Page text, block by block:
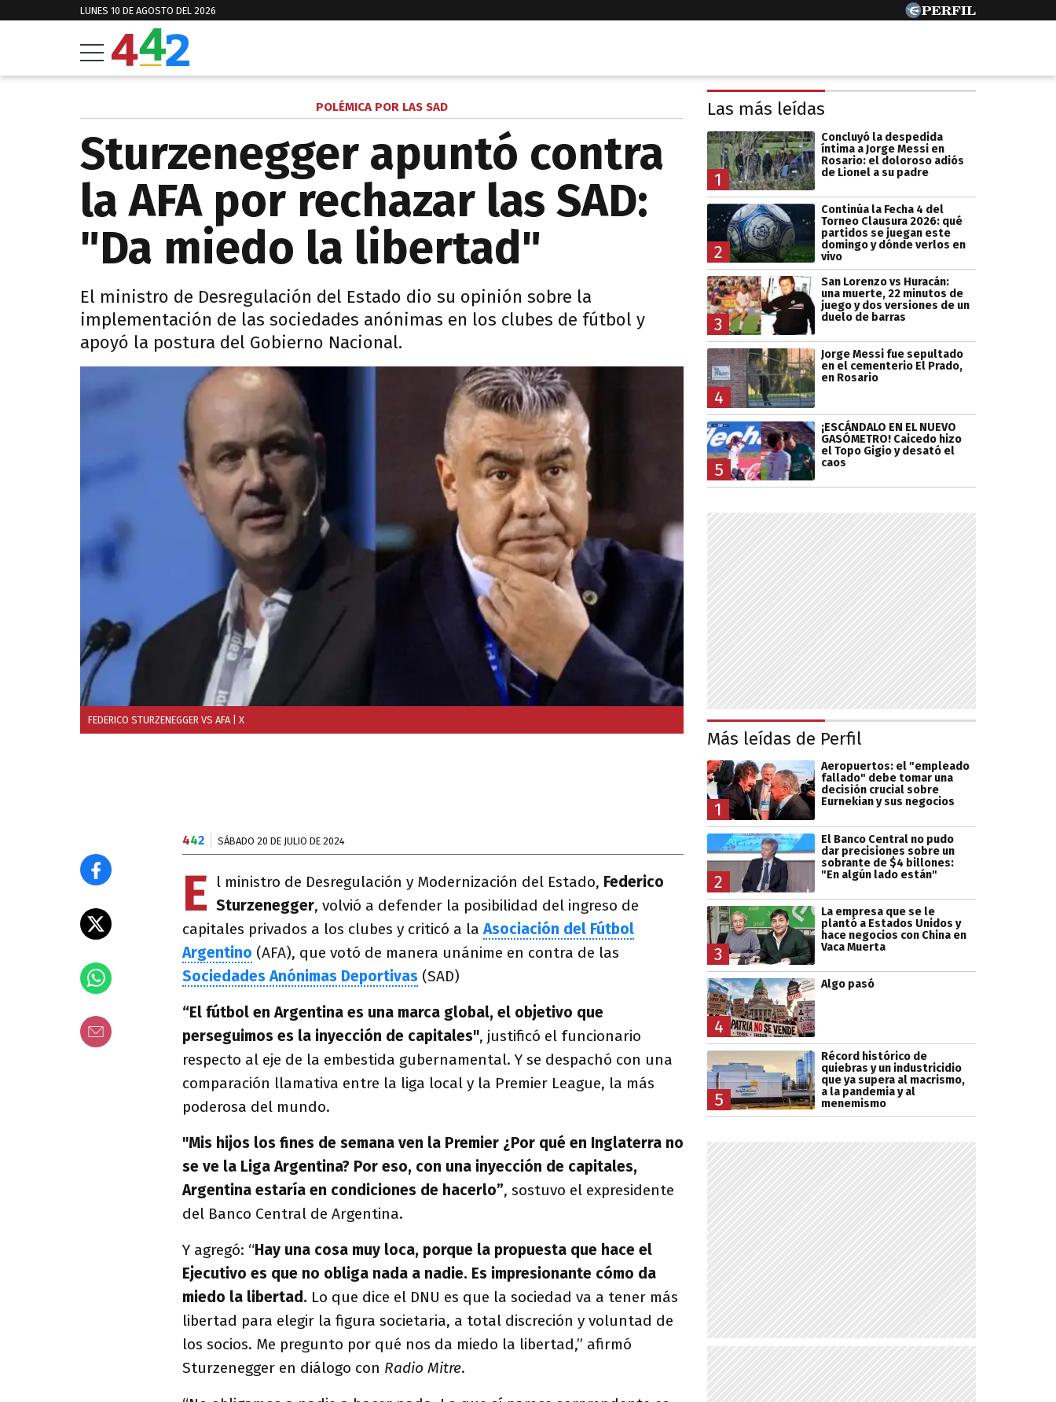
LUNES 10 DE AGOSTO DEL 2026
POLÉMICA POR LAS SAD
Sturzenegger apuntó contra
la AFA por rechazar las SAD:
"Da miedo la libertad"
El ministro de Desregulación del Estado dio su opinión sobre la
implementación de las sociedades anónimas en los clubes de fútbol y
apoyó la postura del Gobierno Nacional.
FEDERICO STURZENEGGER VS AFA | X
442 SÁBADO 20 DE JULIO DE 2024
E l ministro de Desregulación y Modernización del Estado, Federico
Sturzenegger, volvió a defender la posibilidad del ingreso de
capitales privados a los clubes y criticó a laAsociación del Fútbol
Argentino (AFA), que votó de manera unánime en contra de las
Sociedades Anónimas Deportivas (SAD)
“El fútbol en Argentina es una marca global, el objetivo que
perseguimos es la inyección de capitales", justificó el funcionario
respecto al eje de la embestida gubernamental. Y se despachó con una
comparación llamativa entre la liga local y la Premier League, la más
poderosa del mundo.
"Mis hijos los fines de semana ven la Premier ¿Por qué en Inglaterra no
se ve la Liga Argentina? Por eso, con una inyección de capitales,
Argentina estaría en condiciones de hacerlo”, sostuvo el expresidente
del Banco Central de Argentina.
Y agregó: “Hay una cosa muy loca, porque la propuesta que hace el
Ejecutivo es que no obliga nada a nadie. Es impresionante cómo da
miedo la libertad. Lo que dice el DNU es que la sociedad va a tener más
libertad para elegir la figura societaria, a total discreción y voluntad de
los socios. Me pregunto por qué nos da miedo la libertad,” afirmó
Sturzenegger en diálogo con Radio Mitre.
Las más leídas
1
Concluyó la despedida
íntima a Jorge Messi en
Rosario: el doloroso adiós
de Lionel a su padre
2
Continúa la Fecha 4 del
Torneo Clausura 2026: qué
partidos se juegan este
domingo y dónde verlos en
vivo
3
San Lorenzo vs Huracán:
una muerte, 22 minutos de
juego y dos versiones de un
duelo de barras
4
Jorge Messi fue sepultado
en el cementerio El Prado,
en Rosario
5
¡ESCÁNDALO EN EL NUEVO
GASÓMETRO! Caicedo hizo
el Topo Gigio y desató el
caos
Más leídas de Perfil
1
Aeropuertos: el "empleado
fallado" debe tomar una
decisión crucial sobre
Eurnekian y sus negocios
2
El Banco Central no pudo
dar precisiones sobre un
sobrante de $4 billones:
"En algún lado están"
3
La empresa que se le
plantó a Estados Unidos y
hace negocios con China en
Vaca Muerta
4
Algo pasó
5
Récord histórico de
quiebras y un industricidio
que ya supera al macrismo,
a la pandemia y al
menemismo